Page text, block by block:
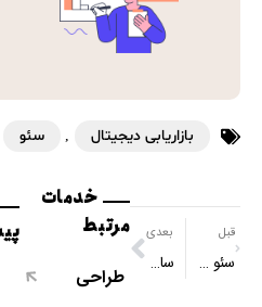
بازاریابی دیجیتال , سئو
قبل
سئو و 5 اشتباه رایج در انتخاب کلمات کلیدی
بعدی
ساختار svg
خدمات
مرتبط
طراحی